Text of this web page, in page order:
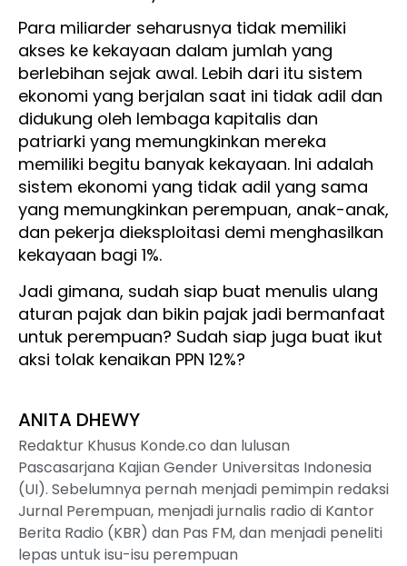
Para miliarder seharusnya tidak memiliki
akses ke kekayaan dalam jumlah yang
berlebihan sejak awal. Lebih dari itu sistem
ekonomi yang berjalan saat ini tidak adil dan
didukung oleh lembaga kapitalis dan
patriarki yang memungkinkan mereka
memiliki begitu banyak kekayaan. Ini adalah
sistem ekonomi yang tidak adil yang sama
yang memungkinkan perempuan, anak-anak,
dan pekerja dieksploitasi demi menghasilkan
kekayaan bagi 1%.
Jadi gimana, sudah siap buat menulis ulang
aturan pajak dan bikin pajak jadi bermanfaat
untuk perempuan? Sudah siap juga buat ikut
aksi tolak kenaikan PPN 12%?
ANITA DHEWY
Redaktur Khusus Konde.co dan lulusan
Pascasarjana Kajian Gender Universitas Indonesia
(UI). Sebelumnya pernah menjadi pemimpin redaksi
Jurnal Perempuan, menjadi jurnalis radio di Kantor
Berita Radio (KBR) dan Pas FM, dan menjadi peneliti
lepas untuk isu-isu perempuan